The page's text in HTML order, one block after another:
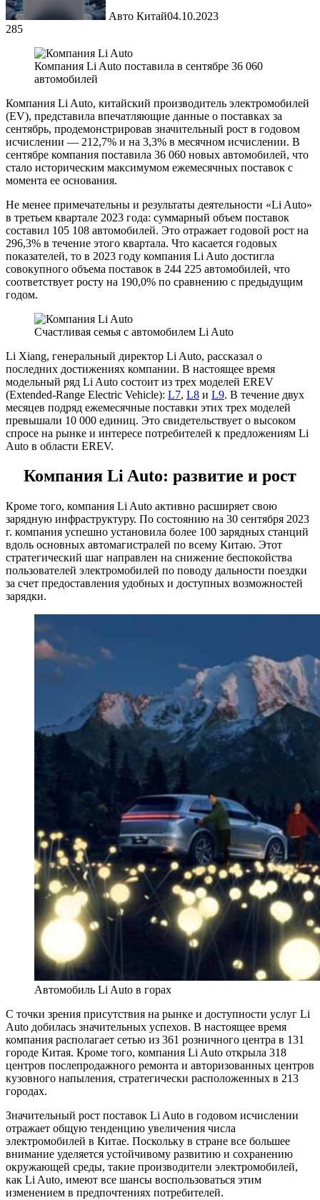
Авто Китай04.10.2023
285
Компания Li Auto поставила в сентябре 36 060
автомобилей
Компания Li Auto, китайский производитель электромобилей
(EV), представила впечатляющие данные о поставках за
сентябрь, продемонстрировав значительный рост в годовом
исчислении — 212,7% и на 3,3% в месячном исчислении. В
сентябре компания поставила 36 060 новых автомобилей, что
стало историческим максимумом ежемесячных поставок с
момента ее основания.
Не менее примечательны и результаты деятельности «Li Auto»
в третьем квартале 2023 года: суммарный объем поставок
составил 105 108 автомобилей. Это отражает годовой рост на
296,3% в течение этого квартала. Что касается годовых
показателей, то в 2023 году компания Li Auto достигла
совокупного объема поставок в 244 225 автомобилей, что
соответствует росту на 190,0% по сравнению с предыдущим
годом.
Счастливая семья с автомобилем Li Auto
Li Xiang, генеральный директор Li Auto, рассказал о
последних достижениях компании. В настоящее время
модельный ряд Li Auto состоит из трех моделей EREV
(Extended-Range Electric Vehicle): L7, L8 и L9. В течение двух
месяцев подряд ежемесячные поставки этих трех моделей
превышали 10 000 единиц. Это свидетельствует о высоком
спросе на рынке и интересе потребителей к предложениям Li
Auto в области EREV.
Компания Li Auto: развитие и рост
Кроме того, компания Li Auto активно расширяет свою
зарядную инфраструктуру. По состоянию на 30 сентября 2023
г. компания успешно установила более 100 зарядных станций
вдоль основных автомагистралей по всему Китаю. Этот
стратегический шаг направлен на снижение беспокойства
пользователей электромобилей по поводу дальности поездки
за счет предоставления удобных и доступных возможностей
зарядки.
Автомобиль Li Auto в горах
С точки зрения присутствия на рынке и доступности услуг Li
Auto добилась значительных успехов. В настоящее время
компания располагает сетью из 361 розничного центра в 131
городе Китая. Кроме того, компания Li Auto открыла 318
центров послепродажного ремонта и авторизованных центров
кузовного напыления, стратегически расположенных в 213
городах.
Значительный рост поставок Li Auto в годовом исчислении
отражает общую тенденцию увеличения числа
электромобилей в Китае. Поскольку в стране все большее
внимание уделяется устойчивому развитию и сохранению
окружающей среды, такие производители электромобилей,
как Li Auto, имеют все шансы воспользоваться этим
изменением в предпочтениях потребителей.